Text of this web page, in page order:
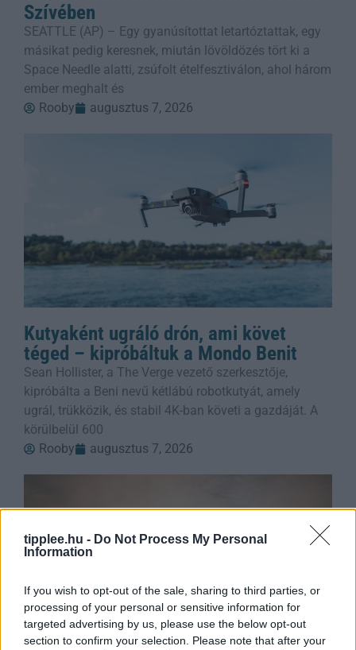
tipplee.hu - Do Not Process My Personal
Information
If you wish to opt-out of the sale, sharing to third parties, or
processing of your personal or sensitive information for
targeted advertising by us, please use the below opt-out
section to confirm your selection. Please note that after your
Szívében
SEATTLE (AP) – Egy gyanúsítottat letartóztattak, egy
másikat pedig keresnek, miután lövöldözés tört ki a
Space Needle alatti, zsúfolt ételfesztiválon, ahol három
ember meghalt és
Rooby
augusztus 7, 2026
Kutyaként ugráló drón, ami követ
téged – kipróbáltuk a Mondo Benit
Sean Hollister, a The Verge vezető szerkesztője,
kipróbálta a Beni nevű kétlábú robotkutyát, amely
ugrál, trükközik, és stabil 4K-ban követi a gazdáját. A
körülbelül 600
Rooby
augusztus 7, 2026